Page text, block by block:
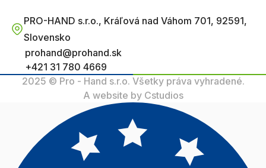
PRO-HAND s.r.o., Kráľová nad Váhom 701, 92591,
Slovensko
prohand@prohand.sk
+421 31 780 4669
2025 © Pro - Hand s.r.o. Všetky práva vyhradené.
A website by Cstudios